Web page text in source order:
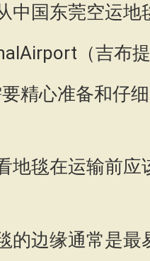
中国东莞空运地
（吉布
精心准备和仔细
地毯在运输前应
的边缘通常是最